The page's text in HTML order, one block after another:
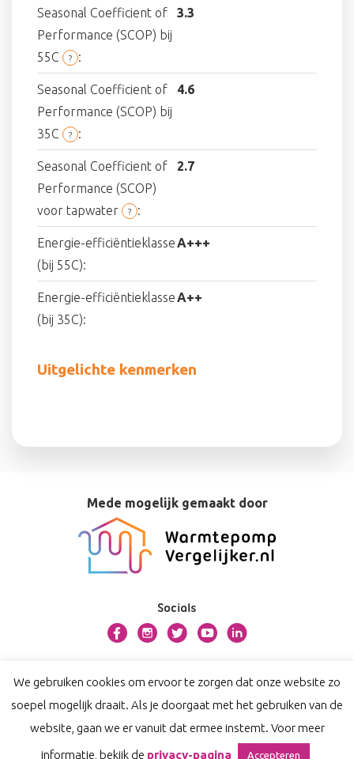
Seasonal Coefficient of
Performance (SCOP) bij
55C
? :
3.3
Seasonal Coefficient of
Performance (SCOP) bij
35C
? :
4.6
Seasonal Coefficient of
Performance (SCOP)
voor tapwater
? :
2.7
Energie-efficiëntieklasse
(bij 55C):
A+++
Energie-efficiëntieklasse
(bij 35C):
A++
Uitgelichte kenmerken
Mede mogelijk gemaakt door
Socials
Contact
Privacy
Disclaimer
We gebruiken cookies om ervoor te zorgen dat onze website zo
soepel mogelijk draait. Als je doorgaat met het gebruiken van de
website, gaan we er vanuit dat ermee instemt. Voor meer
informatie, bekijk de privacy-pagina Accepteren